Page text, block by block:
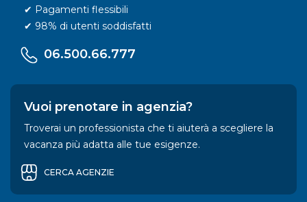
✔ Pagamenti flessibili
✔ 98% di utenti soddisfatti
06.500.66.777
Vuoi prenotare in agenzia?
Troverai un professionista che ti aiuterà a scegliere la
vacanza più adatta alle tue esigenze.
CERCA AGENZIE